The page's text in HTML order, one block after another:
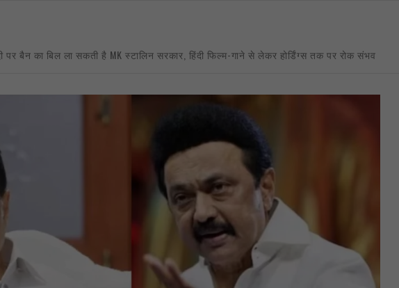
पर बैन का बिल ला सकती है MK स्टालिन सरकार, हिंदी फिल्म-गाने से लेकर होर्डिंग्स तक पर रोक संभव